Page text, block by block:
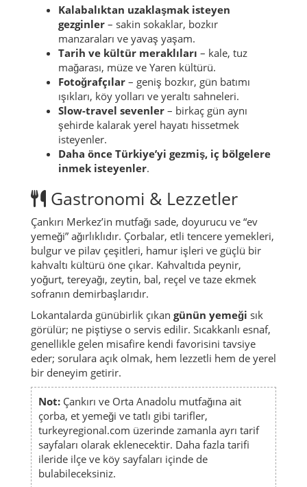
Kalabalıktan uzaklaşmak isteyen
gezginler – sakin sokaklar, bozkır
manzaraları ve yavaş yaşam.
Tarih ve kültür meraklıları – kale, tuz
mağarası, müze ve Yaren kültürü.
Fotoğrafçılar – geniş bozkır, gün batımı
ışıkları, köy yolları ve yeraltı sahneleri.
Slow-travel sevenler – birkaç gün aynı
şehirde kalarak yerel hayatı hissetmek
isteyenler.
Daha önce Türkiye’yi gezmiş, iç bölgelere
inmek isteyenler.
Gastronomi & Lezzetler
Çankırı Merkez’in mutfağı sade, doyurucu ve “ev
yemeği” ağırlıklıdır. Çorbalar, etli tencere yemekleri,
bulgur ve pilav çeşitleri, hamur işleri ve güçlü bir
kahvaltı kültürü öne çıkar. Kahvaltıda peynir,
yoğurt, tereyağı, zeytin, bal, reçel ve taze ekmek
sofranın demirbaşlarıdır.
Lokantalarda günübirlik çıkan günün yemeği sık
görülür; ne piştiyse o servis edilir. Sıcakkanlı esnaf,
genellikle gelen misafire kendi favorisini tavsiye
eder; sorulara açık olmak, hem lezzetli hem de yerel
bir deneyim getirir.
Not: Çankırı ve Orta Anadolu mutfağına ait
çorba, et yemeği ve tatlı gibi tarifler,
turkeyregional.com üzerinde zamanla ayrı tarif
sayfaları olarak eklenecektir. Daha fazla tarifi
ileride ilçe ve köy sayfaları içinde de
bulabileceksiniz.